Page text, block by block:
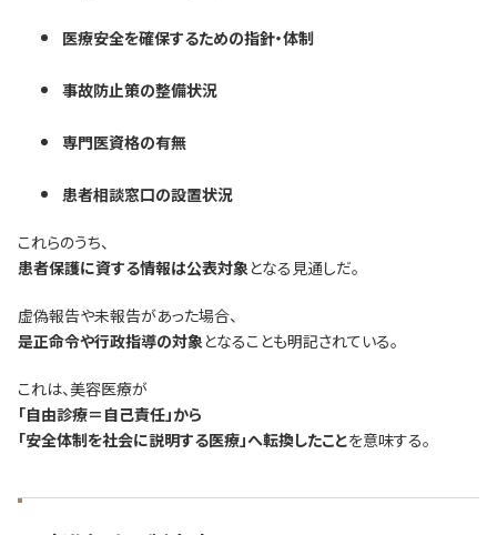
医療安全を確保するための指針・体制
事故防止策の整備状況
専門医資格の有無
患者相談窓口の設置状況
これらのうち、
患者保護に資する情報は公表対象となる見通しだ。
虚偽報告や未報告があった場合、
是正命令や行政指導の対象となることも明記されている。
これは、美容医療が
「自由診療＝自己責任」から
「安全体制を社会に説明する医療」へ転換したことを意味する。